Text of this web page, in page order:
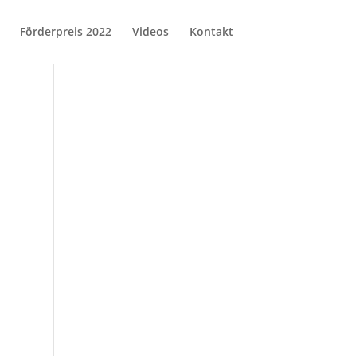
Förderpreis 2022 Videos Kontakt